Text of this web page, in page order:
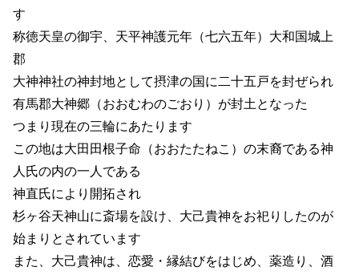
す
称徳天皇の御宇、天平神護元年（七六五年）大和国城上
郡
大神神社の神封地として摂津の国に二十五戸を封ぜられ
有馬郡大神郷（おおむわのごおり）が封土となった
つまり現在の三輪にあたります
この地は大田田根子命（おおたたねこ）の末裔である神
人氏の内の一人である
神直氏により開拓され
杉ヶ谷天神山に斎場を設け、大己貴神をお祀りしたのが
始まりとされています
また、大己貴神は、恋愛・縁結びをはじめ、薬造り、酒